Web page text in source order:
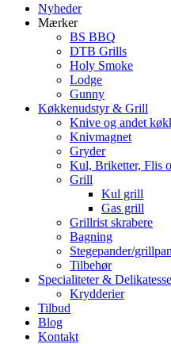
Nyheder
Mærker
BS BBQ
DTB Grills
Holy Smoke
Lodge
Gunny
Køkkenudstyr & Grill
Knive og andet
Knivmagnet
Gryder
Kul, Briketter, Flis
Grill
Kul grill
Gas grill
Grillrist skrabere
Bagning
Stegepander/
Tilbehør
Specialiteter &
Krydderier
Tilbud
Blog
Kontakt